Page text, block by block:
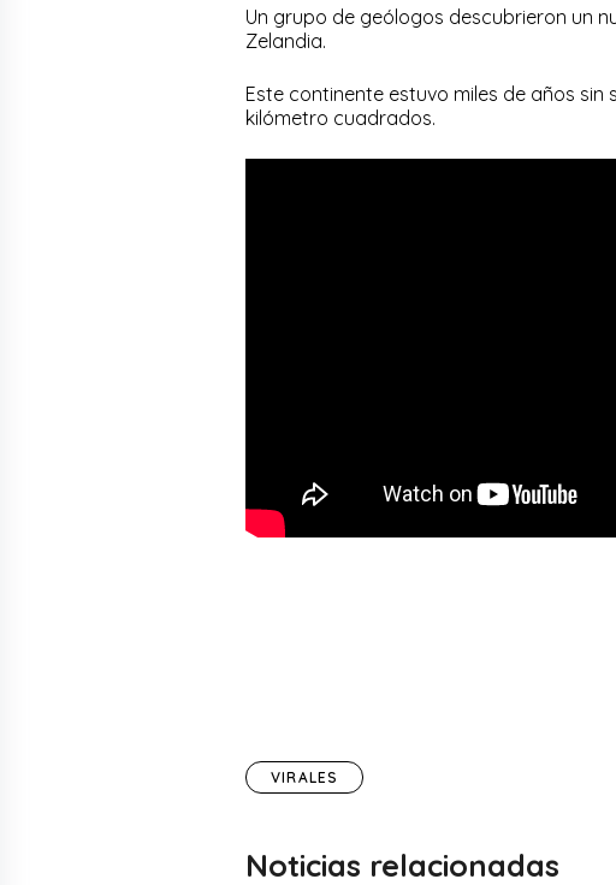
Un grupo de geólogos descubrieron un
Zelandia.
Este continente estuvo miles de años
kilómetro cuadrados.
VIRALES
Noticias relacionadas